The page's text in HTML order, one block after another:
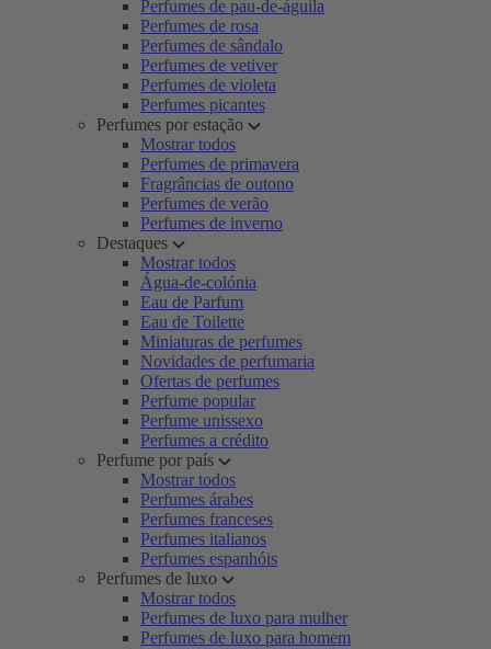
Perfumes de pau-de-águila
Perfumes de rosa
Perfumes de sândalo
Perfumes de vetiver
Perfumes de violeta
Perfumes picantes
Perfumes por estação
Mostrar todos
Perfumes de primavera
Fragrâncias de outono
Perfumes de verão
Perfumes de inverno
Destaques
Mostrar todos
Água-de-colónia
Eau de Parfum
Eau de Toilette
Miniaturas de perfumes
Novidades de perfumaria
Ofertas de perfumes
Perfume popular
Perfume unissexo
Perfumes a crédito
Perfume por país
Mostrar todos
Perfumes árabes
Perfumes franceses
Perfumes italianos
Perfumes espanhóis
Perfumes de luxo
Mostrar todos
Perfumes de luxo para mulher
Perfumes de luxo para homem